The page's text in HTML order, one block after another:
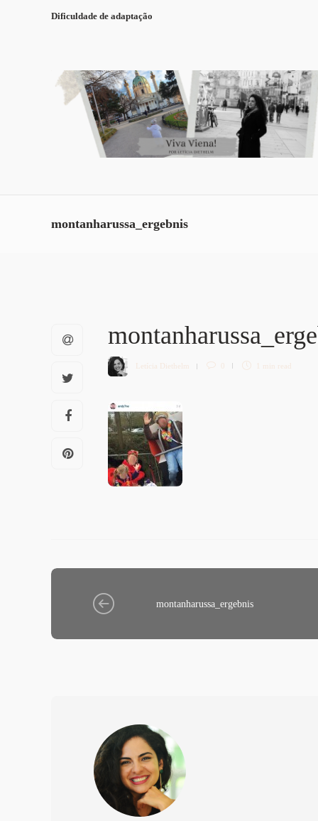
Dificuldade de adaptação
montanharussa_ergebnis
Letícia Diethelm 0 1 min read
montanharussa_ergebnis